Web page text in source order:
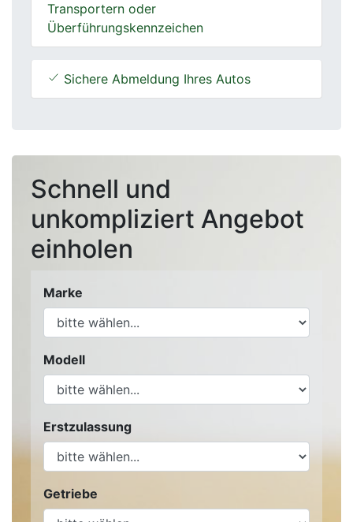
Transportern oder
Überführungskennzeichen
Sichere Abmeldung Ihres Autos
Schnell und
unkompliziert Angebot
einholen
Marke
Modell
Erstzulassung
Getriebe